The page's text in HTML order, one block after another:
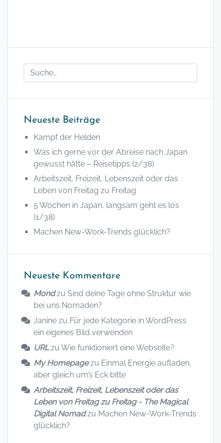
Neueste Beiträge
Kampf der Helden
Was ich gerne vor der Abreise nach Japan
gewusst hätte – Reisetipps (2/38)
Arbeitszeit, Freizeit, Lebenszeit oder das
Leben von Freitag zu Freitag
5 Wochen in Japan, langsam geht es los
(1/38)
Machen New-Work-Trends glücklich?
Neueste Kommentare
Mondzu Sind deine Tage ohne Struktur wie
bei uns Nomaden?
Janine zu Für jede Kategorie in WordPress
ein eigenes Bild verwenden
URLzu Wie funktioniert eine Webseite?
My Homepagezu Einmal Energie aufladen,
aber gleich um’s Eck bitte
Arbeitszeit, Freizeit, Lebenszeit oder das
Leben von Freitag zu Freitag - The Magical
Digital Nomadzu Machen New-Work-Trends
glücklich?